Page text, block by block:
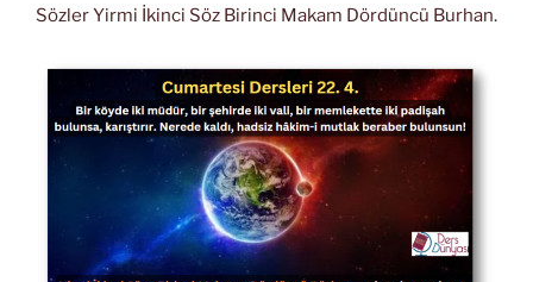
Sözler Yirmi İkinci Söz Birinci Makam Dördüncü Burhan.